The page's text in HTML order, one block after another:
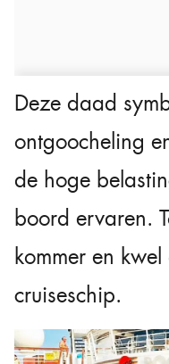
Deze daad
ontgoocheling
de hoge
boord ervaren.
kommer en
cruiseschip.